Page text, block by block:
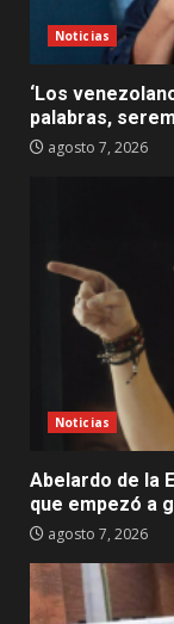
Noticias
‘Los
palabras,
agosto 7, 2026
Noticias
Abelardo de la
que empezó a
agosto 7, 2026